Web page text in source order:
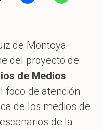
de Montoya
del proyecto de
de Medios
foco de atención
de los medios de
de la